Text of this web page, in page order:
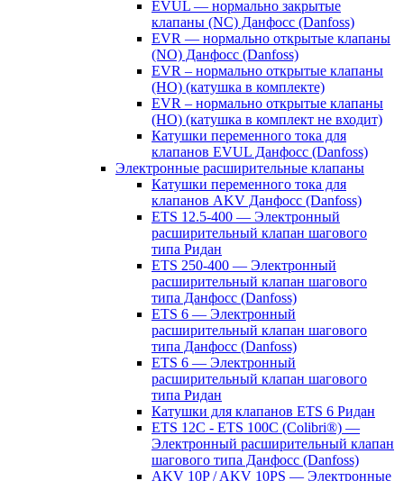
EVUL — нормально закрытые
клапаны (NC) Данфосс (Danfoss)
EVR — нормально открытые клапаны
(NO) Данфосс (Danfoss)
EVR – нормально открытые клапаны
(НО) (катушка в комплекте)
EVR – нормально открытые клапаны
(НО) (катушка в комплект не входит)
Катушки переменного тока для
клапанов EVUL Данфосс (Danfoss)
Электронные расширительные клапаны
Катушки переменного тока для
клапанов AKV Данфосс (Danfoss)
ETS 12.5-400 — Электронный
расширительный клапан шагового
типа Ридан
ETS 250-400 — Электронный
расширительный клапан шагового
типа Данфосс (Danfoss)
ETS 6 — Электронный
расширительный клапан шагового
типа Данфосс (Danfoss)
ETS 6 — Электронный
расширительный клапан шагового
типа Ридан
Катушки для клапанов ETS 6 Ридан
ETS 12C - ETS 100C (Colibri®) —
Электронный расширительный клапан
шагового типа Данфосс (Danfoss)
AKV 10P / AKV 10PS — Электронные